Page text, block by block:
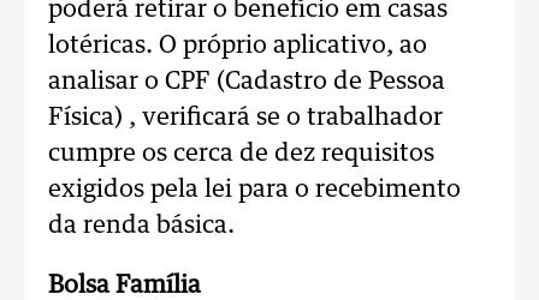
poderá retirar o benefício em casas
lotéricas. O próprio aplicativo, ao
analisar o CPF (Cadastro de Pessoa
Física) , verificará se o trabalhador
cumpre os cerca de dez requisitos
exigidos pela lei para o recebimento
da renda básica.
Bolsa Família